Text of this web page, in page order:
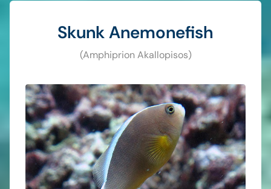
Skunk Anemonefish
(Amphiprion Akallopisos)